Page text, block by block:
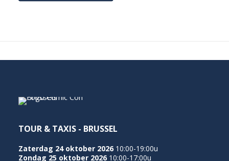
TOUR & TAXIS - BRUSSEL
Zaterdag 24 oktober 2026 10:00-19:00u
Zondag 25 oktober 2026 10:00-17:00u